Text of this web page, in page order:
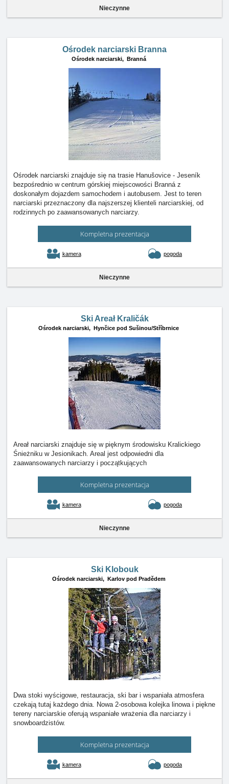
Nieczynne
Ośrodek narciarski Branna
Ośrodek narciarski, Branná
Ośrodek narciarski znajduje się na trasie Hanušovice - Jeseník
bezpośrednio w centrum górskiej miejscowości Branná z
doskonałym dojazdem samochodem i autobusem. Jest to teren
narciarski przeznaczony dla najszerszej klienteli narciarskiej, od
rodzinnych po zaawansowanych narciarzy.
Kompletna prezentacja
kamera pogoda
Nieczynne
Ski Areał Kraličák
Ośrodek narciarski, Hynčice pod Sušinou/Stříbrnice
Areał narciarski znajduje się w pięknym środowisku Kralickiego
Śnieżniku w Jesionikach. Areal jest odpowiedni dla
zaawansowanych narciarzy i początkujących
Kompletna prezentacja
kamera pogoda
Nieczynne
Ski Klobouk
Ośrodek narciarski, Karlov pod Pradědem
Dwa stoki wyścigowe, restauracja, ski bar i wspaniała atmosfera
czekają tutaj każdego dnia. Nowa 2-osobowa kolejka linowa i piękne
tereny narciarskie oferują wspaniałe wrażenia dla narciarzy i
snowboardzistów.
Kompletna prezentacja
kamera pogoda